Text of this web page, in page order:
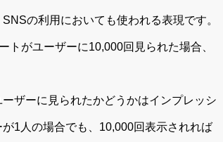
の利用においても使われる表現です。
トがユーザーに10,000回見られた場合、
ザーに見られたかどうかはインプレッシ
1人の場合でも、10,000回表示されれば